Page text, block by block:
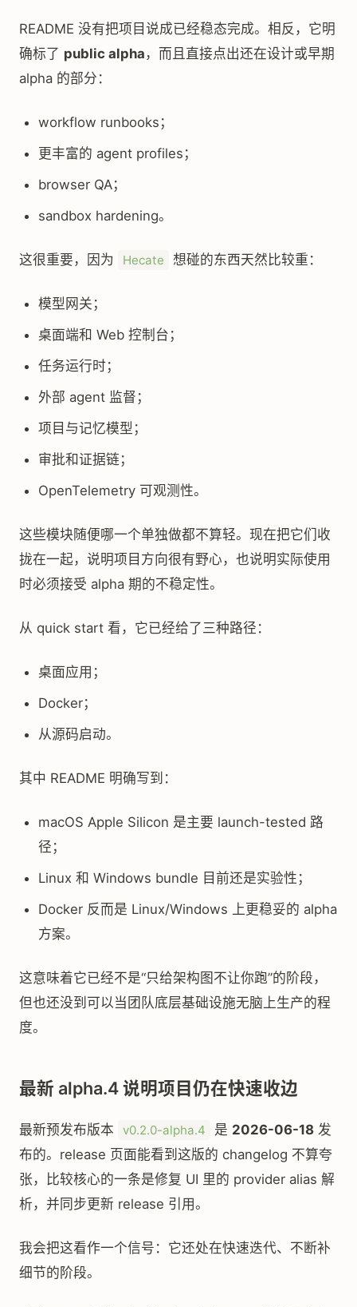
README 没有把项目说成已经稳态完成。相反，它明
确标了 public alpha ，而且直接点出还在设计或早期
alpha 的部分：
workflow runbooks；
更丰富的 agent profiles；
browser QA；
sandbox hardening。
这很重要，因为 Hecate 想碰的东西天然比较重：
模型网关；
桌面端和 Web 控制台；
任务运行时；
外部 agent 监督；
项目与记忆模型；
审批和证据链；
OpenTelemetry 可观测性。
这些模块随便哪一个单独做都不算轻。现在把它们收
拢在一起，说明项目方向很有野心，也说明实际使用
时必须接受 alpha 期的不稳定性。
从 quick start 看，它已经给了三种路径：
桌面应用；
Docker；
从源码启动。
其中 README 明确写到：
macOS Apple Silicon 是主要 launch-tested 路
径；
Linux 和 Windows bundle 目前还是实验性；
Docker 反而是 Linux/Windows 上更稳妥的 alpha
方案。
这意味着它已经不是“只给架构图不让你跑”的阶段，
但也还没到可以当团队底层基础设施无脑上生产的程
度。
最新 alpha.4 说明项目仍在快速收边
最新预发布版本 v0.2.0-alpha.4 是 2026-06-18 发
布的。release 页面能看到这版的 changelog 不算夸
张，比较核心的一条是修复 UI 里的 provider alias 解
析，并同步更新 release 引用。
我会把这看作一个信号：它还处在快速迭代、不断补
细节的阶段。